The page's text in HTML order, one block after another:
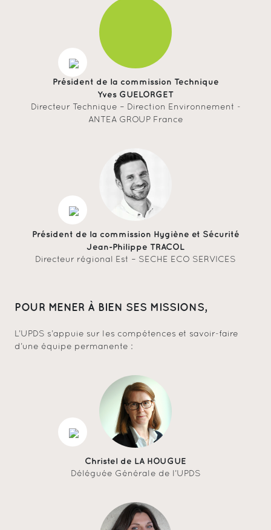
Président de la commission Technique
Yves GUELORGET
Directeur Technique – Direction Environnement -
ANTEA GROUP France
Président de la commission Hygiène et Sécurité
Jean-Philippe TRACOL
Directeur régional Est – SECHE ECO SERVICES
POUR MENER À BIEN SES MISSIONS,
L’UPDS s’appuie sur les compétences et savoir-faire
d’une équipe permanente :
Christel de LA HOUGUE
Déléguée Générale de l’UPDS